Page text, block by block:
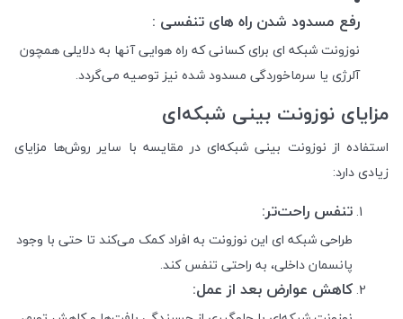
رفع مسدود شدن راه های تنفسی :
نوزونت شبکه ای برای کسانی که راه هوایی آنها به دلایلی همچون
آلرژی یا سرماخوردگی مسدود شده نیز توصیه می‌گردد.
مزایای نوزونت بینی شبکه‌ای
استفاده از نوزونت بینی شبکه‌ای در مقایسه با سایر روش‌ها مزایای
زیادی دارد:
تنفس راحت‌تر:
طراحی شبکه ای این نوزونت به افراد کمک می‌کند تا حتی با وجود
پانسمان داخلی، به راحتی تنفس کند.
کاهش عوارض بعد از عمل: